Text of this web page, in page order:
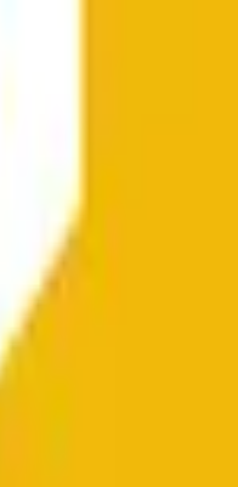
of that range.
data.chain.link/